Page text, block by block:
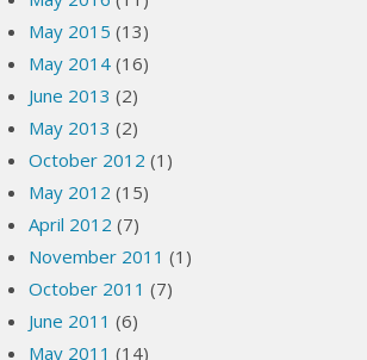
May 2015 (13)
May 2014 (16)
June 2013 (2)
May 2013 (2)
October 2012 (1)
May 2012 (15)
April 2012 (7)
November 2011 (1)
October 2011 (7)
June 2011 (6)
May 2011 (14)